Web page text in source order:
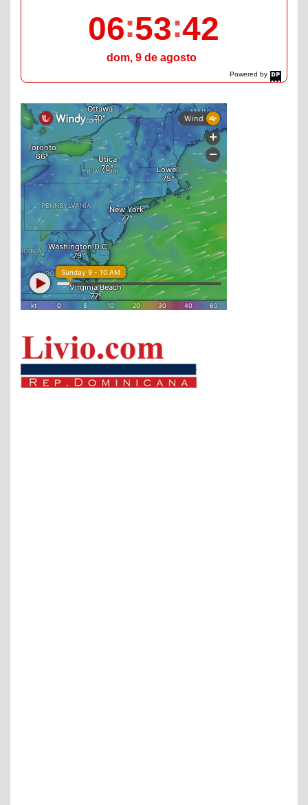
Powered by
DaysPedia.com
06 53 43
dom, 9 de agosto